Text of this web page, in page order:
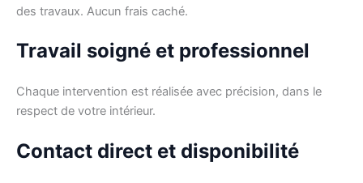
des travaux. Aucun frais caché.
Travail soigné et professionnel
Chaque intervention est réalisée avec précision, dans le
respect de votre intérieur.
Contact direct et disponibilité